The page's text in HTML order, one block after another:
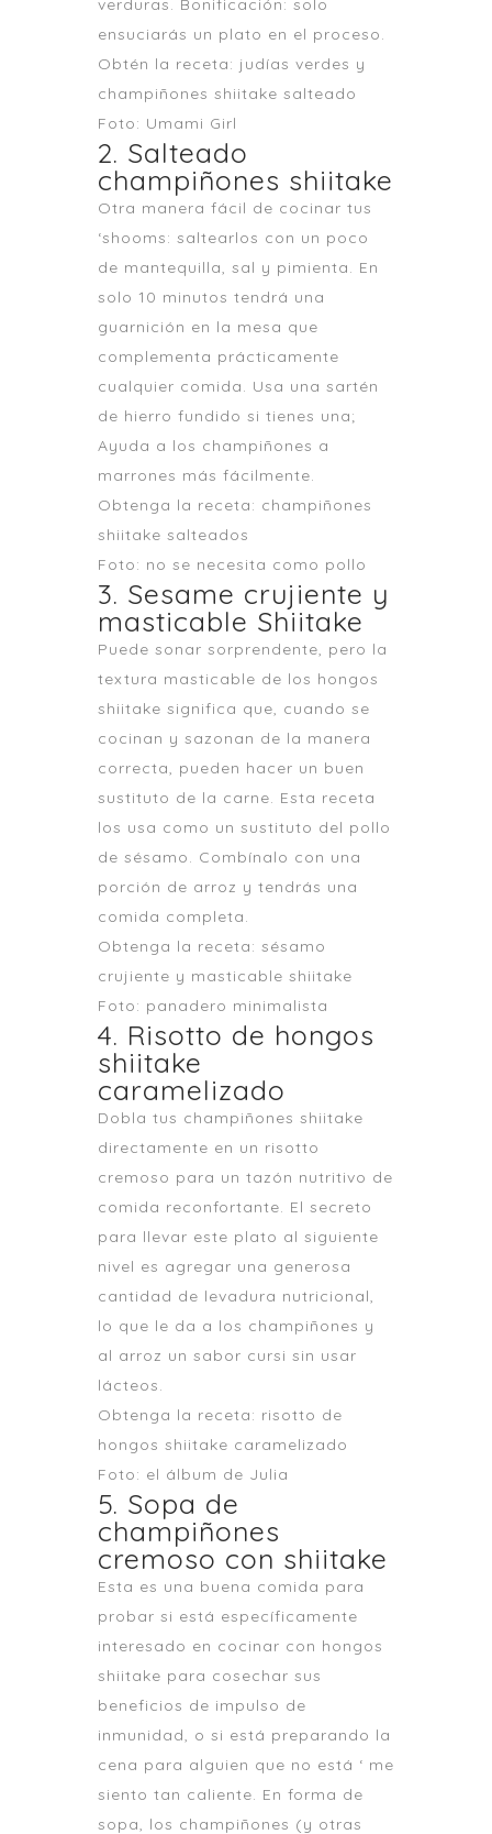
verduras. Bonificación: solo
ensuciarás un plato en el proceso.
Obtén la receta: judías verdes y
champiñones shiitake salteado
Foto: Umami Girl
2. Salteado
champiñones shiitake
Otra manera fácil de cocinar tus
‘shooms: saltearlos con un poco
de mantequilla, sal y pimienta. En
solo 10 minutos tendrá una
guarnición en la mesa que
complementa prácticamente
cualquier comida. Usa una sartén
de hierro fundido si tienes una;
Ayuda a los champiñones a
marrones más fácilmente.
Obtenga la receta: champiñones
shiitake salteados
Foto: no se necesita como pollo
3. Sesame crujiente y
masticable Shiitake
Puede sonar sorprendente, pero la
textura masticable de los hongos
shiitake significa que, cuando se
cocinan y sazonan de la manera
correcta, pueden hacer un buen
sustituto de la carne. Esta receta
los usa como un sustituto del pollo
de sésamo. Combínalo con una
porción de arroz y tendrás una
comida completa.
Obtenga la receta: sésamo
crujiente y masticable shiitake
Foto: panadero minimalista
4. Risotto de hongos
shiitake
caramelizado
Dobla tus champiñones shiitake
directamente en un risotto
cremoso para un tazón nutritivo de
comida reconfortante. El secreto
para llevar este plato al siguiente
nivel es agregar una generosa
cantidad de levadura nutricional,
lo que le da a los champiñones y
al arroz un sabor cursi sin usar
lácteos.
Obtenga la receta: risotto de
hongos shiitake caramelizado
Foto: el álbum de Julia
5. Sopa de
champiñones
cremoso con shiitake
Esta es una buena comida para
probar si está específicamente
interesado en cocinar con hongos
shiitake para cosechar sus
beneficios de impulso de
inmunidad, o si está preparando la
cena para alguien que no está ‘ me
siento tan caliente. En forma de
sopa, los champiñones (y otras